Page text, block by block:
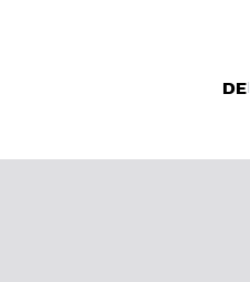
DE|